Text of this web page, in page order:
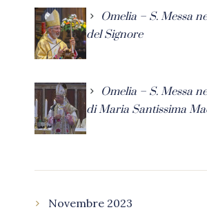
Omelia – S. Messa
del Signore
Omelia – S. Messa
di Maria Santissima
Novembre 2023